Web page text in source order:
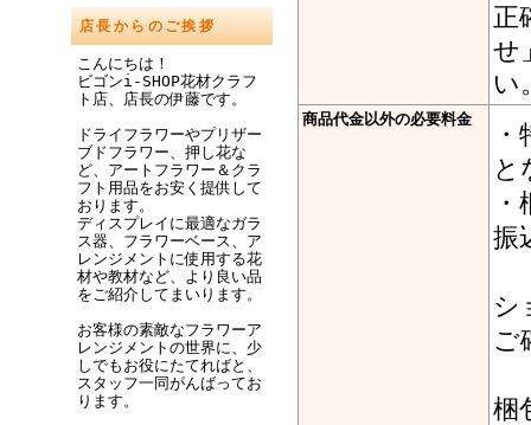
店長からのご挨拶
こんにちは！
ビゴンi-SHOP花材クラフ
ト店、店長の伊藤です。
ドライフラワーやプリザー
ブドフラワー、押し花な
ど、アートフラワー＆クラ
フト用品をお安く提供して
おります。
ディスプレイに最適なガラ
ス器、フラワーベース、ア
レンジメントに使用する花
材や教材など、より良い品
をご紹介してまいります。
お客様の素敵なフラワーア
レンジメントの世界に、少
しでもお役にたてればと、
スタッフ一同がんばってお
ります。
正
せ
い
商品代金以外の必要料金
と
振
シ
ご
梱